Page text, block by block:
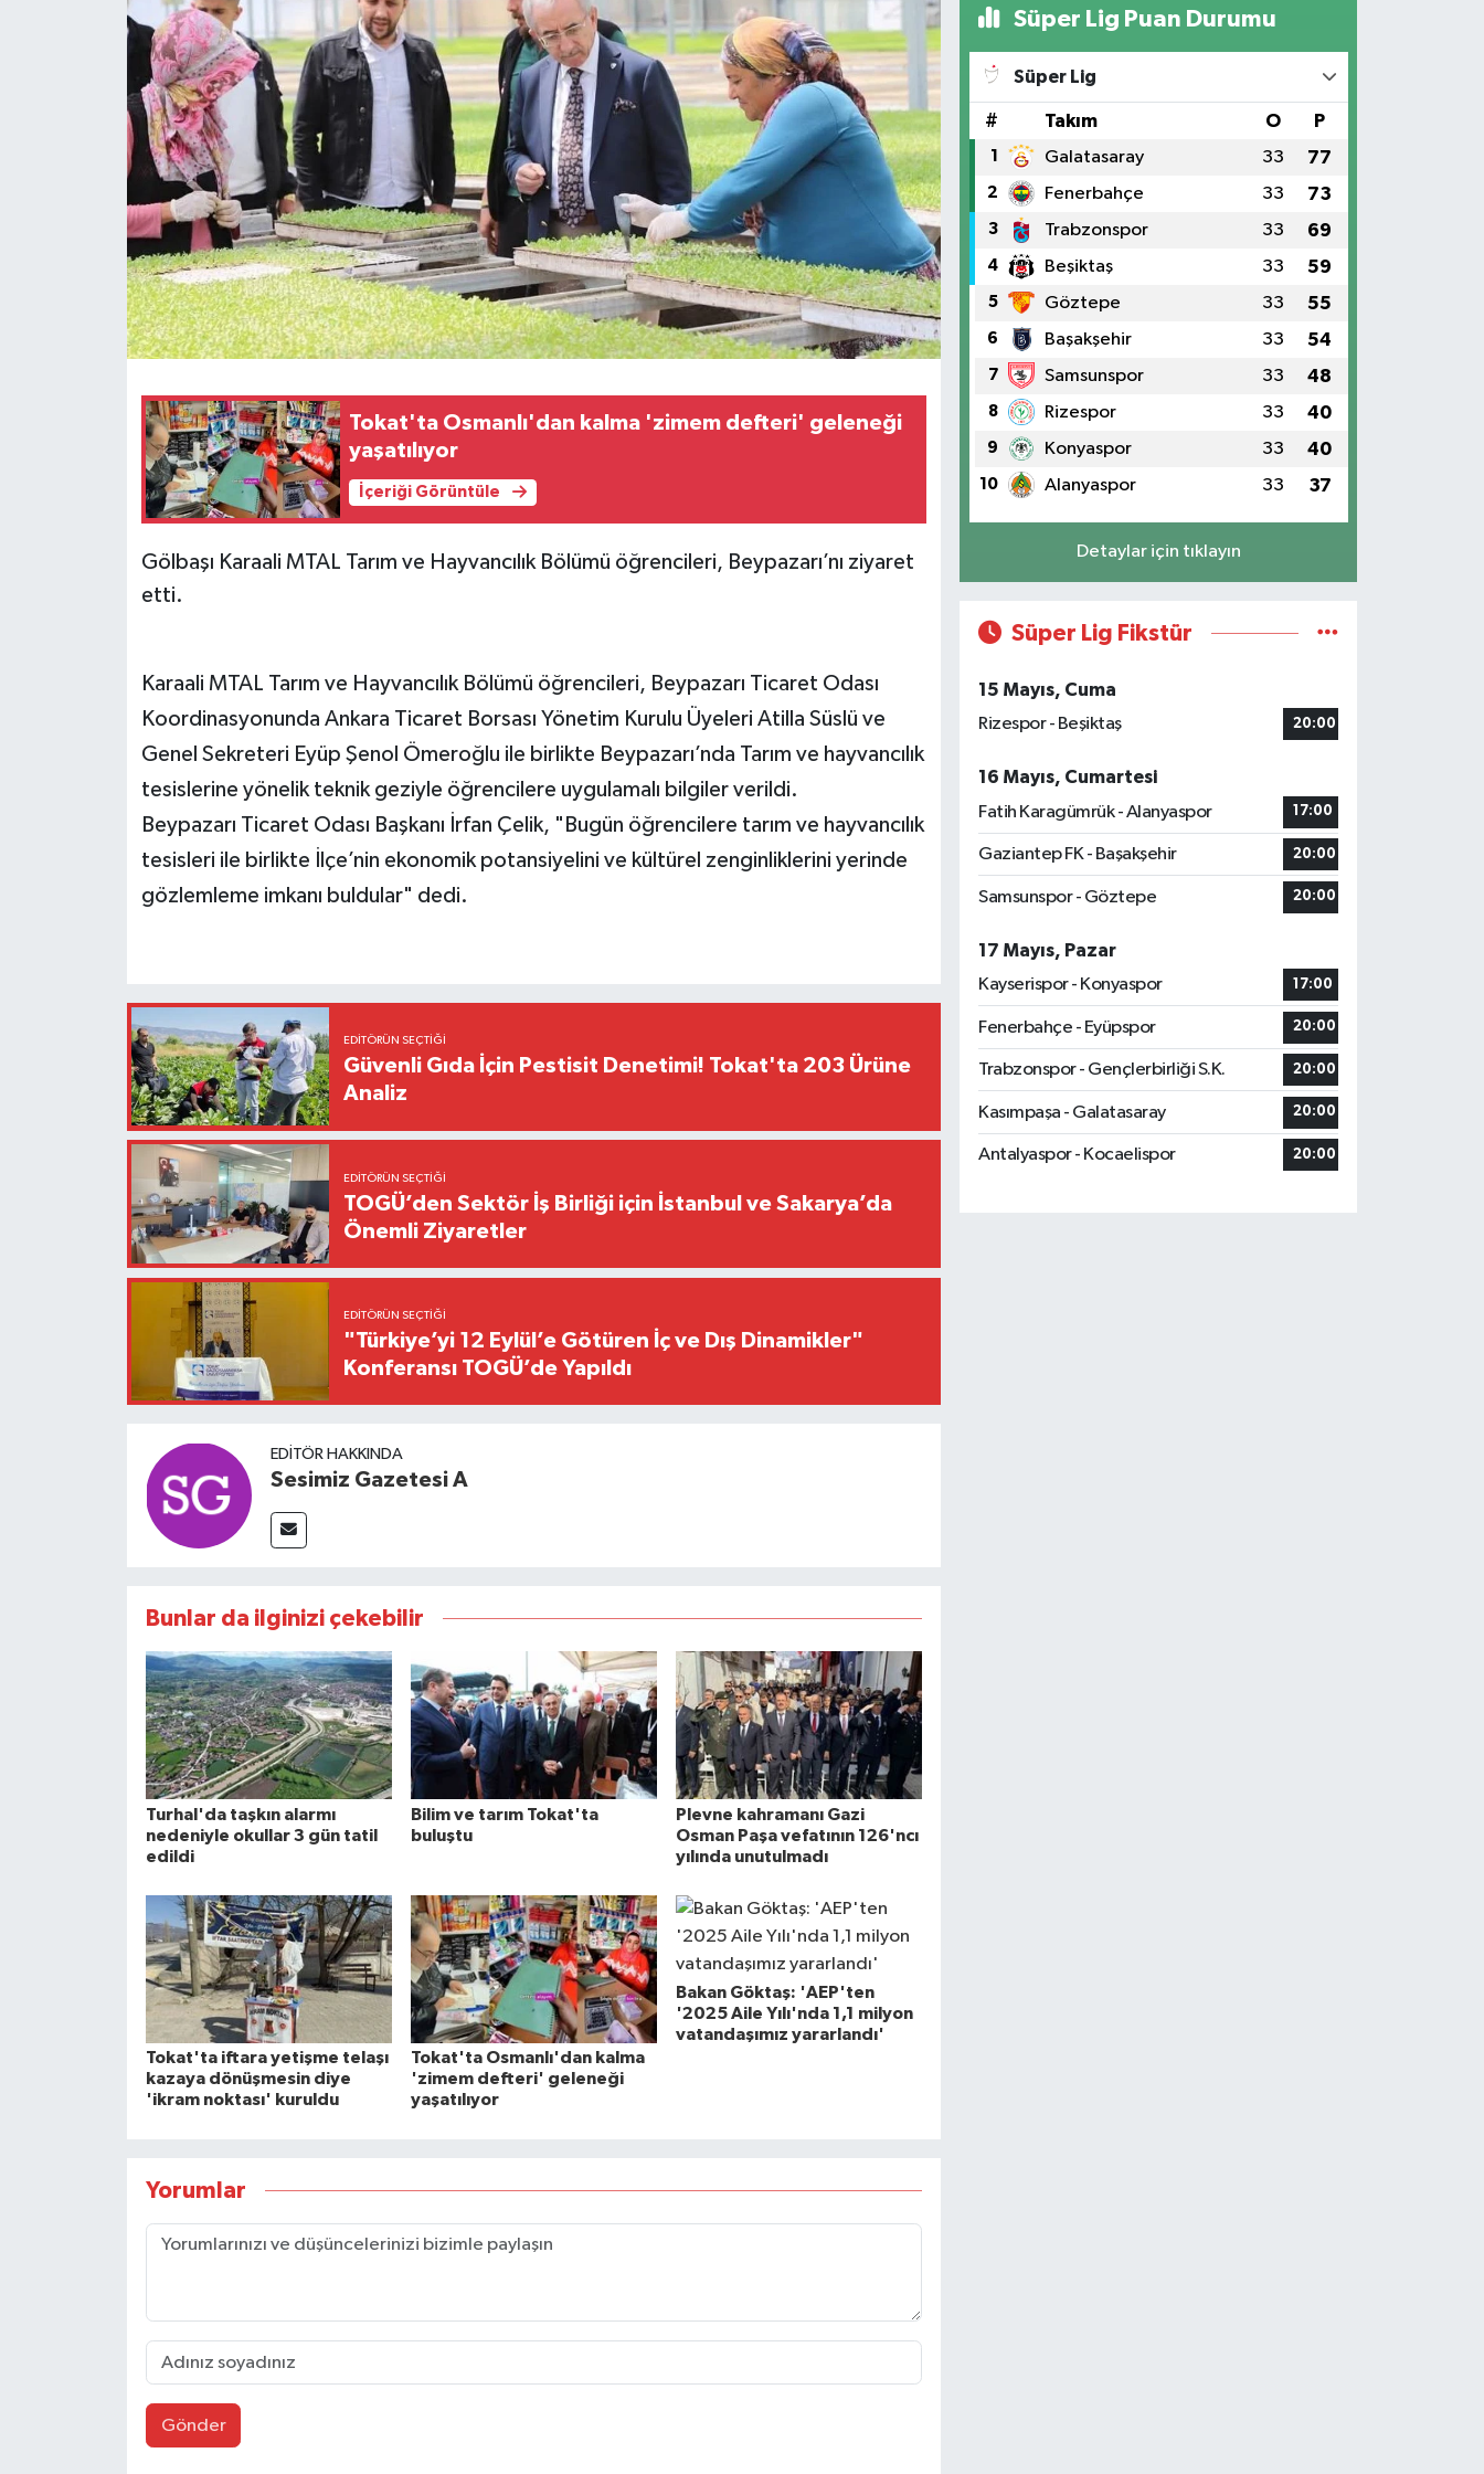
Tokat'ta Osmanlı'dan kalma 'zimem defteri' geleneği
yaşatılıyor
İçeriği Görüntüle
Gölbaşı Karaali MTAL Tarım ve Hayvancılık Bölümü öğrencileri, Beypazarı’nı ziyaret
etti.
Karaali MTAL Tarım ve Hayvancılık Bölümü öğrencileri, Beypazarı Ticaret Odası
Koordinasyonunda Ankara Ticaret Borsası Yönetim Kurulu Üyeleri Atilla Süslü ve
Genel Sekreteri Eyüp Şenol Ömeroğlu ile birlikte Beypazarı’nda Tarım ve hayvancılık
tesislerine yönelik teknik geziyle öğrencilere uygulamalı bilgiler verildi.
Beypazarı Ticaret Odası Başkanı İrfan Çelik, "Bugün öğrencilere tarım ve hayvancılık
tesisleri ile birlikte İlçe’nin ekonomik potansiyelini ve kültürel zenginliklerini yerinde
gözlemleme imkanı buldular" dedi.
EDITÖRÜN SEÇTIĞI
Güvenli Gıda İçin Pestisit Denetimi! Tokat'ta 203 Ürüne
Analiz
EDITÖRÜN SEÇTIĞI
TOGÜ’den Sektör İş Birliği için İstanbul ve Sakarya’da
Önemli Ziyaretler
EDITÖRÜN SEÇTIĞI
"Türkiye’yi 12 Eylül’e Götüren İç ve Dış Dinamikler"
Konferansı TOGÜ’de Yapıldı
EDITÖR HAKKINDA
Sesimiz Gazetesi A
Bunlar da ilginizi çekebilir
Turhal'da taşkın alarmı
nedeniyle okullar 3 gün tatil
edildi
Bilim ve tarım Tokat'ta
buluştu
Plevne kahramanı Gazi
Osman Paşa vefatının 126'ncı
yılında unutulmadı
Tokat'ta iftara yetişme telaşı
kazaya dönüşmesin diye
'ikram noktası' kuruldu
Tokat'ta Osmanlı'dan kalma
'zimem defteri' geleneği
yaşatılıyor
Bakan Göktaş: 'AEP'ten
'2025 Aile Yılı'nda 1,1 milyon
vatandaşımız yararlandı'
Yorumlar
Gönder
Süper Lig Puan Durumu
Süper Lig
# Takım O P
1 Galatasaray 33 77
2 Fenerbahçe 33 73
3 Trabzonspor 33 69
4 Beşiktaş 33 59
5 Göztepe 33 55
6 Başakşehir 33 54
7 Samsunspor 33 48
8 Rizespor 33 40
9 Konyaspor 33 40
10 Alanyaspor 33 37
Detaylar için tıklayın
Süper Lig Fikstür
15 Mayıs, Cuma
Rizespor - Beşiktaş
20:00
16 Mayıs, Cumartesi
Fatih Karagümrük - Alanyaspor
17:00
Gaziantep FK - Başakşehir 20:00
Samsunspor - Göztepe 20:00
17 Mayıs, Pazar
Kayserispor - Konyaspor
17:00
Fenerbahçe - Eyüpspor 20:00
Trabzonspor - Gençlerbirliği S.K. 20:00
Kasımpaşa - Galatasaray 20:00
Antalyaspor - Kocaelispor 20:00
Teknoloji
Tokat Haberleri